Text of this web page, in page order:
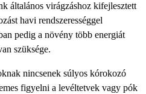
általános virágzáshoz kifejlesztett
havi rendszerességgel
pedig a növény több energiát
szüksége.
nincsenek súlyos kórokozó
figyelni a levéltetvek vagy pók